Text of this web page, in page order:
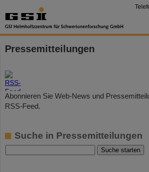
Pressemitteilungen
Abonnieren Sie Web-News und
RSS-Feed.
Suche in Pressemitteilungen